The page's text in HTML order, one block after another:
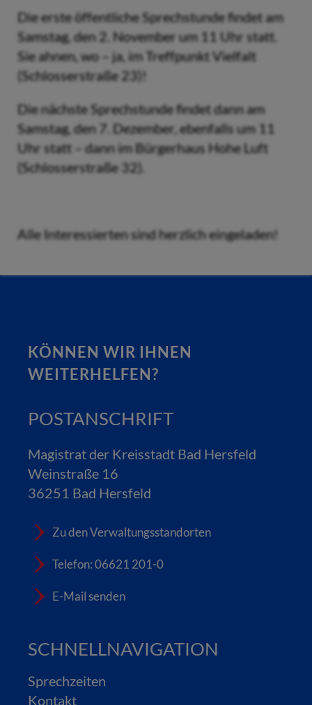
Die erste öffentliche Sprechstunde findet am
Samstag, den 2. November um 11 Uhr statt.
Sie ahnen, wo – ja, im Treffpunkt Vielfalt
(Schlosserstraße 23)!
Die nächste Sprechstunde findet dann am
Samstag, den 7. Dezember, ebenfalls um 11
Uhr statt – dann im Bürgerhaus Hohe Luft
(Schlosserstraße 32).
Alle Interessierten sind herzlich eingeladen!
KÖNNEN WIR IHNEN
WEITERHELFEN?
POSTANSCHRIFT
Magistrat der Kreisstadt Bad Hersfeld
Weinstraße 16
36251 Bad Hersfeld
Zu den Verwaltungsstandorten
Telefon: 06621 201-0
E-Mail senden
SCHNELLNAVIGATION
Sprechzeiten
Kontakt